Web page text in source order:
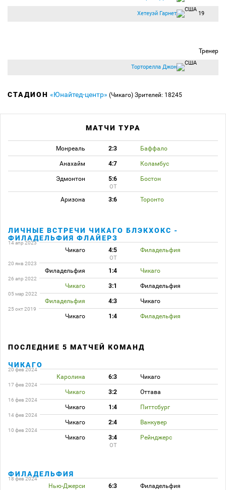
Хетеуэй Гарнет 19
Тренер
Торторелла Джон
СТАДИОН «Юнайтед-центр» (Чикаго) Зрителей: 18245
МАТЧИ ТУРА
Монреаль 2:3 Баффало
Анахайм 4:7 Коламбус
Эдмонтон 5:6 Бостон
ОТ
Аризона 3:6 Торонто
ЛИЧНЫЕ ВСТРЕЧИ ЧИКАГО БЛЭКХОКС -
ФИЛАДЕЛЬФИЯ ФЛАЙЕРЗ
14 апр 2023
Чикаго 4:5 Филадельфия
ОТ
20 янв 2023
Филадельфия 1:4 Чикаго
26 апр 2022
Чикаго 3:1 Филадельфия
05 мар 2022
Филадельфия 4:3 Чикаго
25 окт 2019
Чикаго 1:4 Филадельфия
ПОСЛЕДНИЕ 5 МАТЧЕЙ КОМАНД
ЧИКАГО
20 фев 2024
Каролина 6:3 Чикаго
17 фев 2024
Чикаго 3:2 Оттава
16 фев 2024
Чикаго 1:4 Питтсбург
14 фев 2024
Чикаго 2:4 Ванкувер
10 фев 2024
Чикаго 3:4 Рейнджерс
ОТ
ФИЛАДЕЛЬФИЯ
18 фев 2024
Нью-Джерси 6:3 Филадельфия